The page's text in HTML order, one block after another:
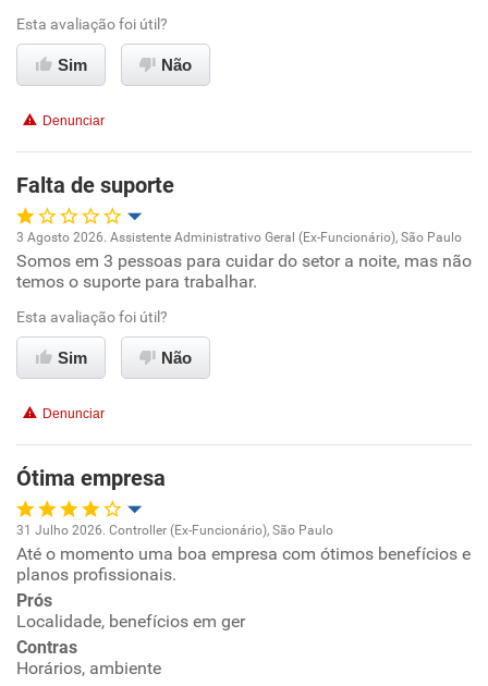
Ambiente de trabalho
Benefícios
Recomenda esta empresa
Recomenda a diretoria
Esta avaliação foi útil?
Sim Não
Denunciar
Falta de suporte
Oportunidade de promoção
Ambiente de trabalho
Conciliação com a vida familiar
Não recomenda esta empresa
Recomenda a diretoria
3 Agosto 2026. Assistente Administrativo Geral (Ex-Funcionário), São Paulo
Somos em 3 pessoas para cuidar do setor a noite, mas não
temos o suporte para trabalhar.
Esta avaliação foi útil?
Sim Não
Denunciar
Ótima empresa
Oportunidade de promoção
Ambiente de trabalho
Conciliação com a vida familiar
31 Julho 2026. Controller (Ex-Funcionário), São Paulo
Até o momento uma boa empresa com ótimos benefícios e
planos profissionais.
Prós
Localidade, benefícios em ger
Contras
Horários, ambiente